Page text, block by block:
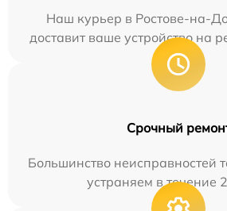
Наш курьер в Ростове-на-
доставит ваше устройство на
Срочный
Большинство неисправностей
устраняем в течение